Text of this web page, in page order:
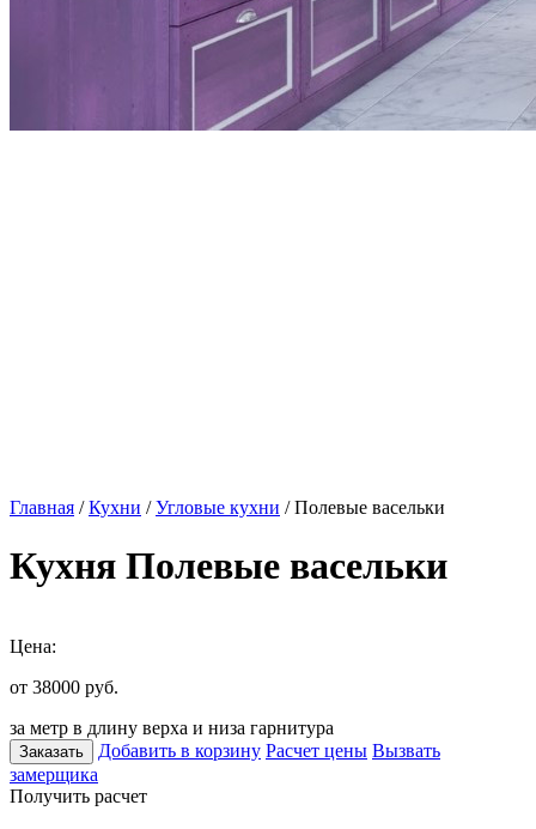
Главная /Кухни /Угловые кухни / Полевые васельки
Кухня Полевые васельки
Цена:
от 38000 руб.
за метр в длину верха и низа гарнитура
Заказать Добавить в корзину Расчет цены Вызвать
замерщика
Получить расчет